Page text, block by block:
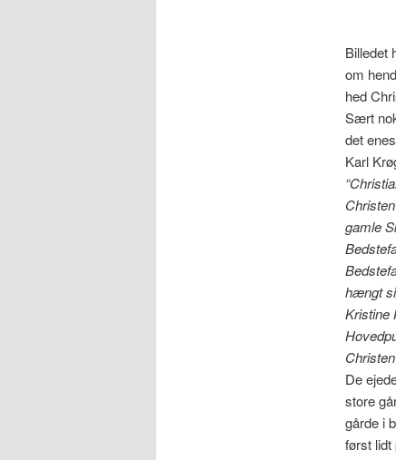
Billedet
om
hed
Sært
det
Karl
gamle
hængt
Kristine
De
store
gårde i
først lidt